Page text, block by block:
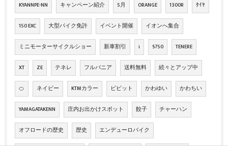
KYANNPE-NN キャンペーン紹介 5月 ORANGE 1300R ﾀｲﾔ
150 EXC 大型バイク免許 イベント開催 イオンへ集合
ミニモーターサイクルショー 新車割引 i S750 TENERE
XT ZE テネレ フルパニア 送料無料 続々とアップ中
🍊 ネイビー KTMカラー ビビット かわゆい かわちい
YAMAGATAKENN 庄内お出かけスポット 餃子 チャーハン
オフロードの歴史 歴史 エンデューロバイク